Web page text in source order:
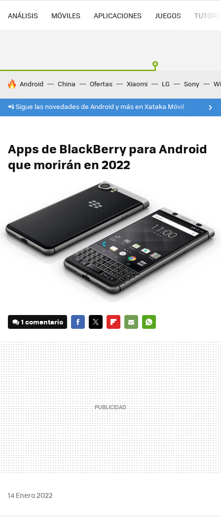
ANÁLISIS MÓVILES APLICACIONES JUEGOS
HOY SE HABLA DE
Android China Ofertas Xiaomi LG Sony
📲 Sigue las novedades de Android y más en Xataka Móvil
Apps de BlackBerry para Android
que morirán en 2022
1 comentario
MAIL
14 Enero 2022